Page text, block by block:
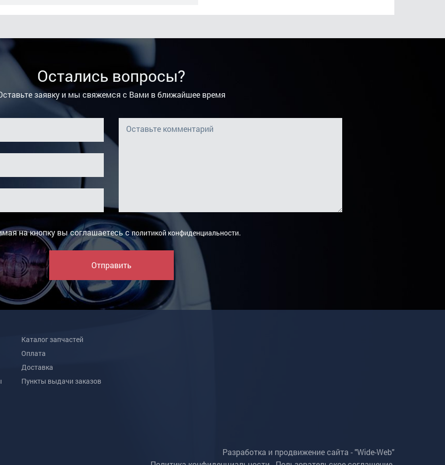
Остались вопросы?
заявку и мы свяжемся с Вами в ближайшее время
на кнопку вы соглашаетесь сполитикой конфиденциальности.
Отправить
Каталог запчастей
Оплата
Доставка
Пункты выдачи заказов
Разработка и продвижение сайта - "Wide-Web"